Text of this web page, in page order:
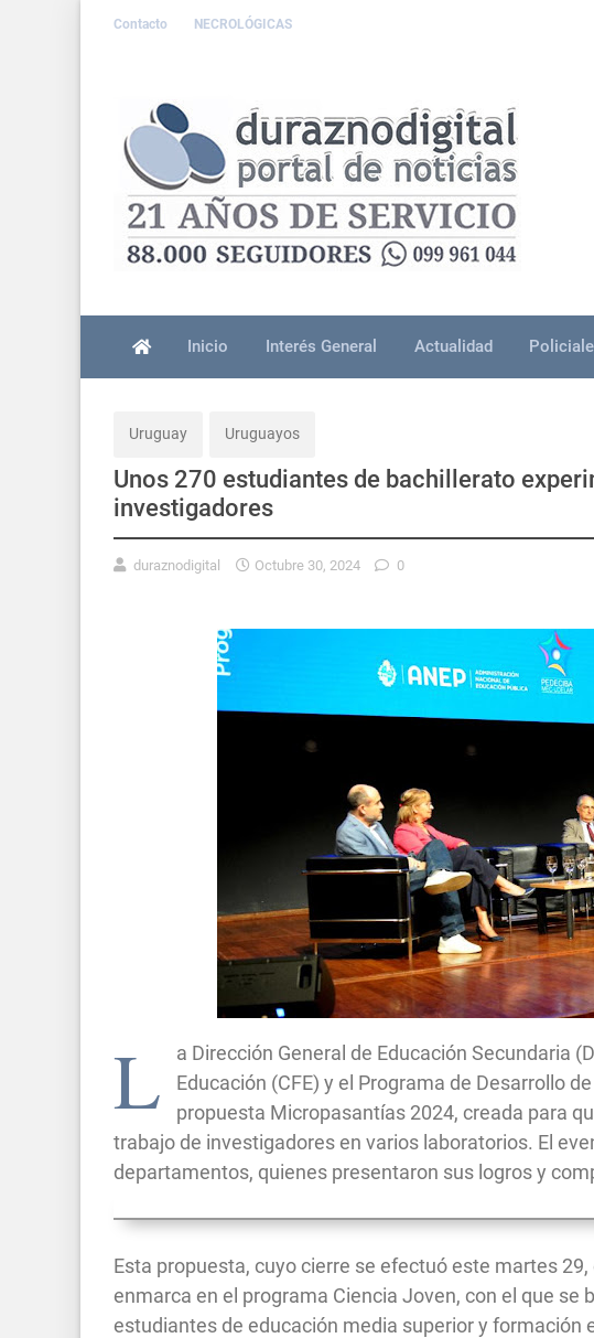
Contacto NECROLÓGICAS
Inicio Interés General Actualidad
Uruguay Uruguayos
Unos 270 estudiantes de bachillerato
investigadores
duraznodigital Octubre 30, 2024 0
L
a Dirección General de Educación Secundaria
Educación (CFE) y el Programa de Desarrollo
propuesta Micropasantías 2024, creada para
trabajo de investigadores en varios laboratorios. El
departamentos, quienes presentaron sus logros y
Esta propuesta, cuyo cierre se efectuó este martes
enmarca en el programa Ciencia Joven, con el que se
estudiantes de educación media superior y formación